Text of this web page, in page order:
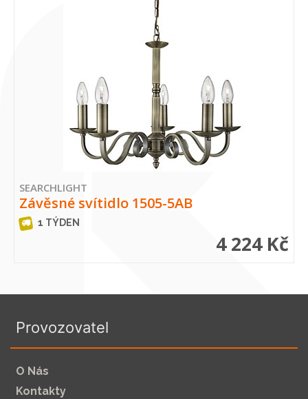
SEARCHLIGHT
Závěsné svítidlo 1505-5AB
1 TÝDEN
4 224 Kč
Provozovatel
O Nás
Kontakty